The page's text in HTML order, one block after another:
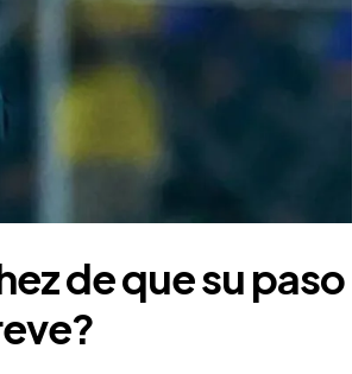
de que su paso